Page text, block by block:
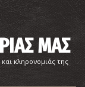
~5.2Km
ΜΑΣ
κληρονομιάς της